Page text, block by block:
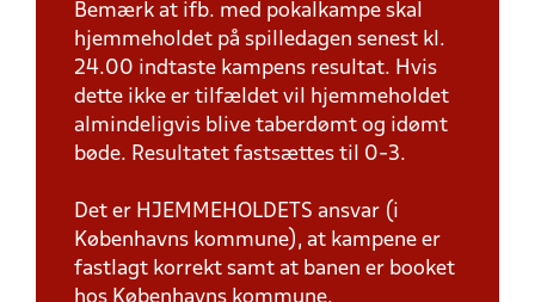
Bemærk at ifb. med pokalkampe skal
hjemmeholdet på spilledagen senest kl.
24.00 indtaste kampens resultat. Hvis
dette ikke er tilfældet vil hjemmeholdet
almindeligvis blive taberdømt og idømt
bøde. Resultatet fastsættes til 0-3.
Det er HJEMMEHOLDETS ansvar (i
Københavns kommune), at kampene er
fastlagt korrekt samt at banen er booket
hos Københavns kommune.